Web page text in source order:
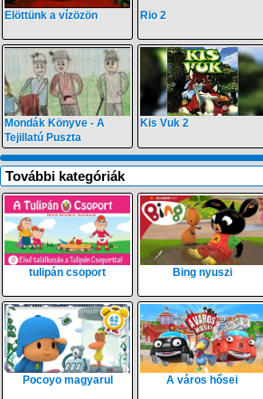
Elöttünk a vízözön Rio 2
Mondák Könyve - A
Tejillatú Puszta
Kis Vuk 2
További kategóriák
tulipán csoport Bing nyuszi
Pocoyo magyarul A város hősei